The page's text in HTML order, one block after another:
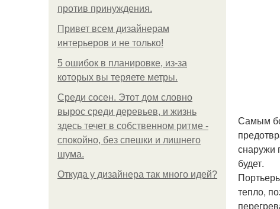
против принуждения.
Привет всем дизайнерам
интерьеров и не только!
5 ошибок в планировке, из-за
которых вы теряете метры.
Среди сосен. Этот дом словно
вырос среди деревьев, и жизнь
здесь течет в собственном ритме -
спокойно, без спешки и лишнего
шума.
Откуда у дизайнера так много идей?
Самым
снаружи
будет.
тепло,